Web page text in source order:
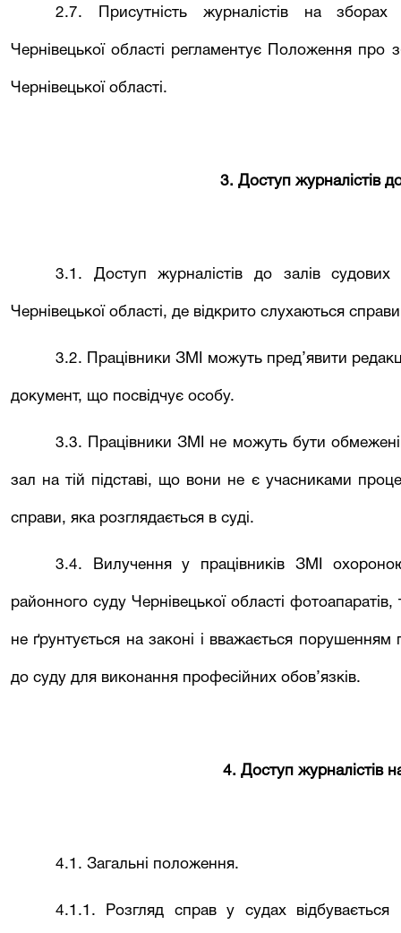
2.7. Присутність журналістів на
Чернівецької області регламентує Положення про
Чернівецької області.
3. Доступ журналістів
3.1. Доступ журналістів до залів судових
Чернівецької області, де відкрито слухаються
3.2. Працівники ЗМІ можуть пред’явити
документ, що посвідчує особу.
3.3. Працівники ЗМІ не можуть бути
зал на тій підставі, що вони не є учасниками
справи, яка розглядається в суді.
3.4. Вилучення у працівників ЗМІ
районного суду Чернівецької області
не ґрунтується на законі і вважається
до суду для виконання професійних обов’язків.
4. Доступ журналістів
4.1. Загальні положення.
4.1.1. Розгляд справ у судах відбувається